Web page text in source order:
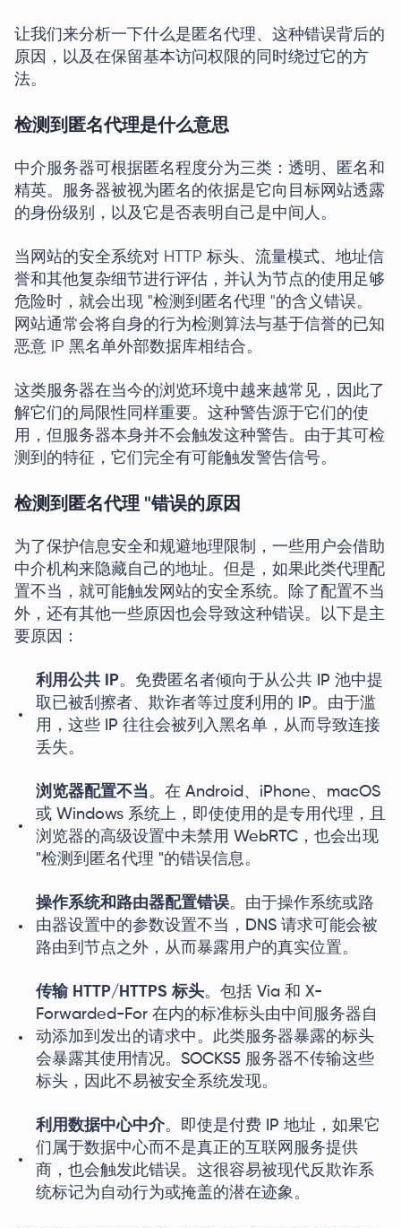
让我们来分析一下什么是匿名代理、这种错误背后的
原因，以及在保留基本访问权限的同时绕过它的方
法。
检测到匿名代理是什么意思
中介服务器可根据匿名程度分为三类：透明、匿名和
精英。服务器被视为匿名的依据是它向目标网站透露
的身份级别，以及它是否表明自己是中间人。
当网站的安全系统对 HTTP 标头、流量模式、地址信
誉和其他复杂细节进行评估，并认为节点的使用足够
危险时，就会出现 "检测到匿名代理 "的含义错误。
网站通常会将自身的行为检测算法与基于信誉的已知
恶意 IP 黑名单外部数据库相结合。
这类服务器在当今的浏览环境中越来越常见，因此了
解它们的局限性同样重要。这种警告源于它们的使
用，但服务器本身并不会触发这种警告。由于其可检
测到的特征，它们完全有可能触发警告信号。
检测到匿名代理 "错误的原因
为了保护信息安全和规避地理限制，一些用户会借助
中介机构来隐藏自己的地址。但是，如果此类代理配
置不当，就可能触发网站的安全系统。除了配置不当
外，还有其他一些原因也会导致这种错误。以下是主
要原因：
利用公共 IP。免费匿名者倾向于从公共 IP 池中提
取已被刮擦者、欺诈者等过度利用的 IP。由于滥
用，这些 IP 往往会被列入黑名单，从而导致连接
丢失。
浏览器配置不当。在 Android、iPhone、macOS
或 Windows 系统上，即使使用的是专用代理，且
浏览器的高级设置中未禁用 WebRTC，也会出现
"检测到匿名代理 "的错误信息。
操作系统和路由器配置错误。由于操作系统或路
由器设置中的参数设置不当，DNS 请求可能会被
路由到节点之外，从而暴露用户的真实位置。
传输 HTTP/HTTPS 标头。包括 Via 和 X-
Forwarded-For 在内的标准标头由中间服务器自
动添加到发出的请求中。此类服务器暴露的标头
会暴露其使用情况。SOCKS5 服务器不传输这些
标头，因此不易被安全系统发现。
利用数据中心中介。即使是付费 IP 地址，如果它
们属于数据中心而不是真正的互联网服务提供
商，也会触发此错误。这很容易被现代反欺诈系
统标记为自动行为或掩盖的潜在迹象。